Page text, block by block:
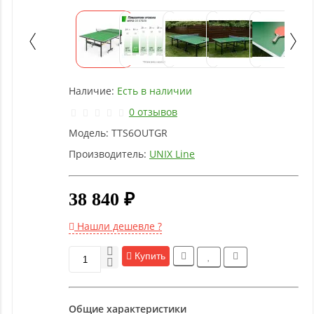
Детское
оборудование
Рукоятки
и
фитнес
Гимнастическое
Функциональный
тренинг
Наличие: Есть в наличии
0 отзывов
Модель: TTS6OUTGR
Производитель: UNIX Line
38 840 ₽
Нашли дешевле ?
Купить
Общие характеристики